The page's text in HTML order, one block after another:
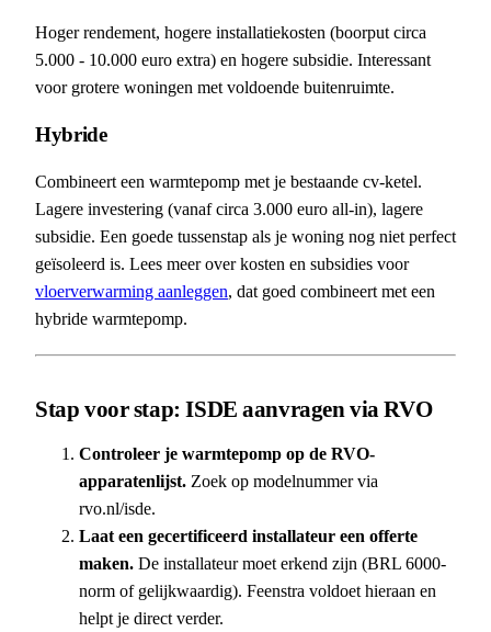
Hoger rendement, hogere installatiekosten (boorput circa
5.000 - 10.000 euro extra) en hogere subsidie. Interessant
voor grotere woningen met voldoende buitenruimte.
Hybride
Combineert een warmtepomp met je bestaande cv-ketel.
Lagere investering (vanaf circa 3.000 euro all-in), lagere
subsidie. Een goede tussenstap als je woning nog niet perfect
geïsoleerd is. Lees meer over kosten en subsidies voor
vloerverwarming aanleggen, dat goed combineert met een
hybride warmtepomp.
Stap voor stap: ISDE aanvragen via RVO
Controleer je warmtepomp op de RVO-
apparatenlijst. Zoek op modelnummer via
rvo.nl/isde.
Laat een gecertificeerd installateur een offerte
maken. De installateur moet erkend zijn (BRL 6000-
norm of gelijkwaardig). Feenstra voldoet hieraan en
helpt je direct verder.